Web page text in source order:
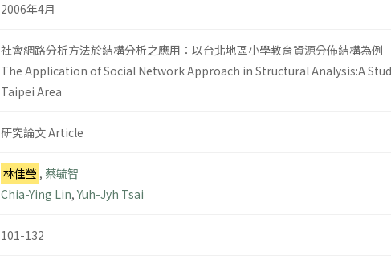
2006年4月
社會網路分析方法於結構分析之應用：以台北地區小學教育資源分佈結構為例
The Application of Social Network Approach in Structural Analysis:A
Taipei Area
研究論文 Article
林佳瑩 , 蔡毓智
Chia-Ying Lin, Yuh-Jyh Tsai
101-132